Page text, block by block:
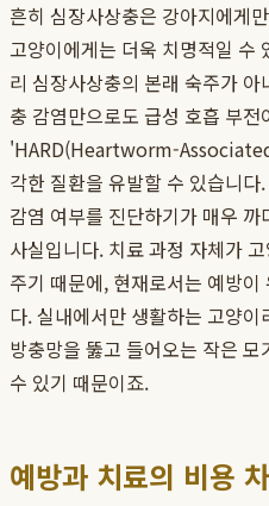
흔히 심장사상충은 강아지에게
고양이에게는 더욱 치명적일 수
리 심장사상충의 본래 숙주가
충 감염만으로도 급성 호흡 부
'HARD(Heartworm-
각한 질환을 유발할 수 있습니
감염 여부를 진단하기가 매우
사실입니다. 치료 과정 자체가
주기 때문에, 현재로서는 예방
다. 실내에서만 생활하는 고양
방충망을 뚫고 들어오는 작은
수 있기 때문이죠.
예방과 치료의 비용